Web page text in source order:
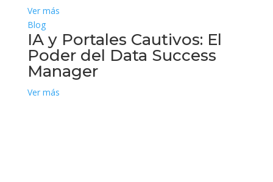
Ver más
Blog
IA y Portales Cautivos: El
Poder del Data Success
Manager
Ver más